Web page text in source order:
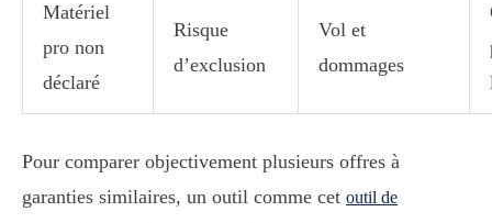
Matériel
pro non
déclaré
Risque
d’exclusion
Vol et
dommages
Pour comparer objectivement plusieurs offres à
garanties similaires, un outil comme cet outil de